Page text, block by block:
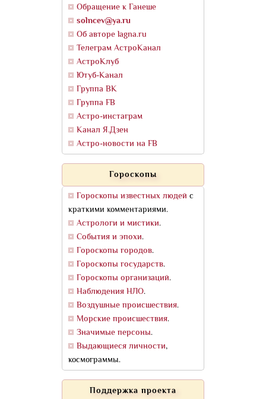
Обращение к Ганеше
solncev@ya.ru
Об авторе lagna.ru
Телеграм АстроКанал
АстроКлуб
Ютуб-Канал
Группа ВК
Группа FB
Астро-инстаграм
Канал Я.Дзен
Астро-новости на FB
Гороскопы
Гороскопы известных людей с
краткими комментариями.
Астрологи и мистики.
События и эпохи.
Гороскопы городов.
Гороскопы государств.
Гороскопы организаций.
Наблюдения НЛО.
Воздушные происшествия.
Морские происшествия.
Значимые персоны.
Выдающиеся личности,
космограммы.
Поддержка проекта